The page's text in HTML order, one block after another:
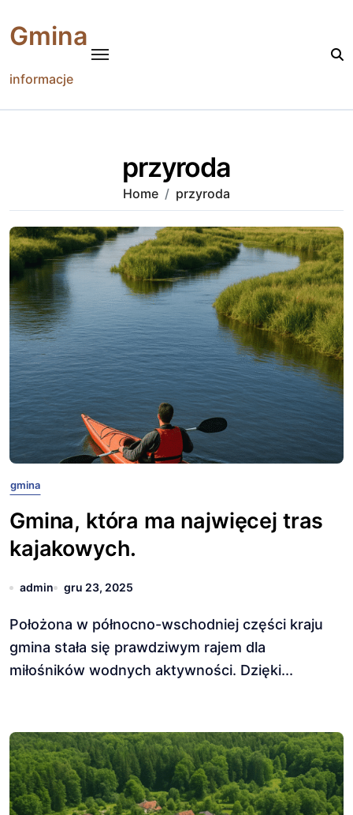
content
Gmina
informacje
przyroda
Home przyroda
gmina
Gmina, która ma najwięcej tras
kajakowych.
admin gru 23, 2025
Położona w północno-wschodniej części kraju
gmina stała się prawdziwym rajem dla
miłośników wodnych aktywności. Dzięki...